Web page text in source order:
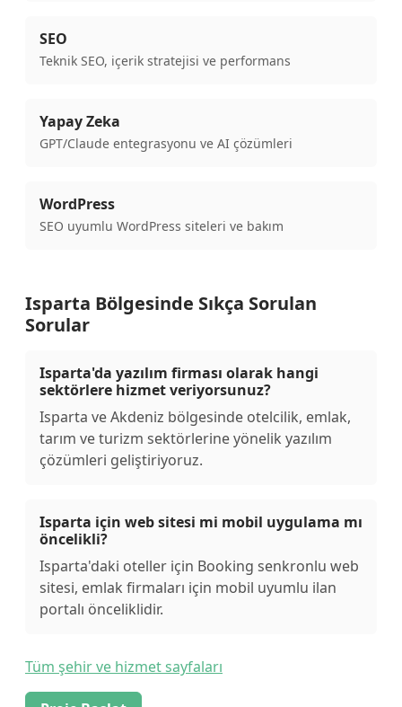
SEO
Teknik SEO, içerik stratejisi ve performans
Yapay Zeka
GPT/Claude entegrasyonu ve AI çözümleri
WordPress
SEO uyumlu WordPress siteleri ve bakım
Isparta Bölgesinde Sıkça Sorulan
Sorular
Isparta'da yazılım firması olarak hangi
sektörlere hizmet veriyorsunuz?
Isparta ve Akdeniz bölgesinde otelcilik, emlak,
tarım ve turizm sektörlerine yönelik yazılım
çözümleri geliştiriyoruz.
Isparta için web sitesi mi mobil uygulama mı
öncelikli?
Isparta'daki oteller için Booking senkronlu web
sitesi, emlak firmaları için mobil uyumlu ilan
portalı önceliklidir.
Tüm şehir ve hizmet sayfaları